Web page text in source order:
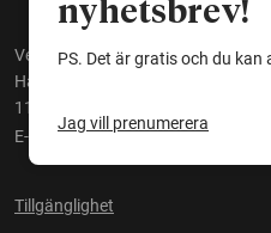
Vetenskapsrådet
Hantverkargatan 11 B
112 21 Stockholm
E-post:red@forskning.se
Tillgänglighet
nyhetsbrev!
PS. Det är gratis och du kan
Jag vill prenumerera